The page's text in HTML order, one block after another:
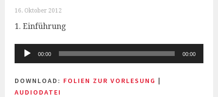
16. Oktober 2012
1. Einführung
Audio-
00:00 00:00
DOWNLOAD: FOLIEN ZUR VORLESUNG |
AUDIODATEI